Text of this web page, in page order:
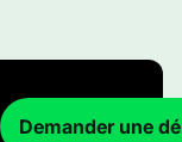
Demander une